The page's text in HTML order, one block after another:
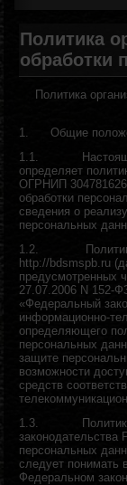
Политика
обработки
Политика
1.Общие
1.1.
определяет
ОГРНИП
обработки
сведения о
персональных
1.2.
http://bdsmspb.ru
предусмотренных
27.07.2006 N 152-
«Федеральный
информационно-
определяющего
персональных
защите
возможности
средств
1.3.
законодательства
персональных
следует понимать
Федеральном